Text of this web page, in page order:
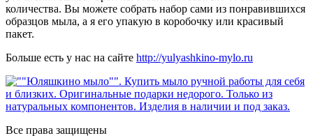
количества. Вы можете собрать набор сами из понравившихся
образцов мыла, а я его упакую в коробочку или красивый
пакет.
Больше есть у нас на сайте http://yulyashkino-mylo.ru
Все права защищены